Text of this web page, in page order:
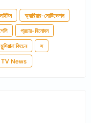
ক্যারিয়ার-মোটিভেশন
প্রচার-বিনোদন
মুন্সিয়ানা কিচেন স
TV News